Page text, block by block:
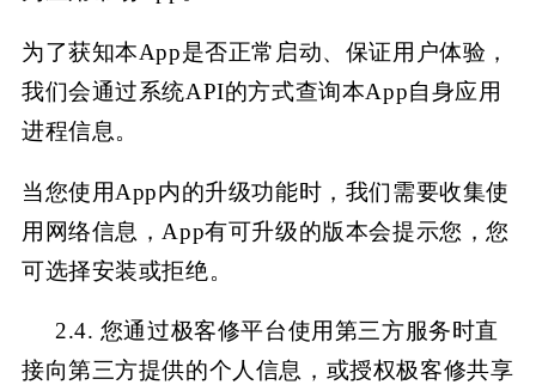
为了获知本App是否正常启动、保证用户体验，
我们会通过系统API的方式查询本App自身应用
进程信息。
当您使用App内的升级功能时，我们需要收集使
用网络信息，App有可升级的版本会提示您，您
可选择安装或拒绝。
2.4. 您通过极客修平台使用第三方服务时直
接向第三方提供的个人信息，或授权极客修共享